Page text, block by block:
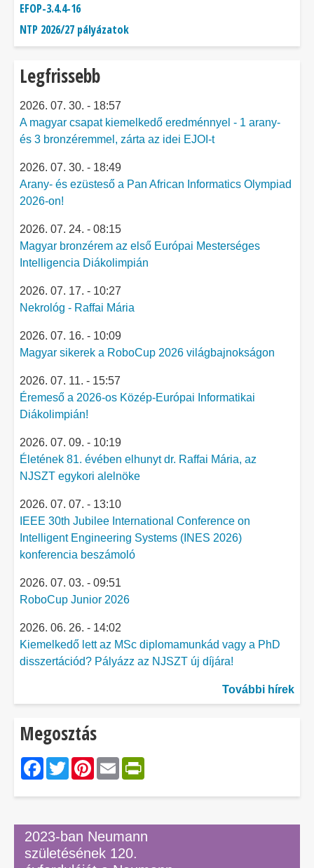
EFOP-3.4.4-16
NTP 2026/27 pályázatok
Legfrissebb
2026. 07. 30. - 18:57
A magyar csapat kiemelkedő eredménnyel - 1 arany-
és 3 bronzéremmel, zárta az idei EJOI-t
2026. 07. 30. - 18:49
Arany- és ezüsteső a Pan African Informatics Olympiad
2026-on!
2026. 07. 24. - 08:15
Magyar bronzérem az első Európai Mesterséges
Intelligencia Diákolimpián
2026. 07. 17. - 10:27
Nekrológ - Raffai Mária
2026. 07. 16. - 10:09
Magyar sikerek a RoboCup 2026 világbajnokságon
2026. 07. 11. - 15:57
Éremeső a 2026-os Közép-Európai Informatikai
Diákolimpián!
2026. 07. 09. - 10:19
Életének 81. évében elhunyt dr. Raffai Mária, az
NJSZT egykori alelnöke
2026. 07. 07. - 13:10
IEEE 30th Jubilee International Conference on
Intelligent Engineering Systems (INES 2026)
konferencia beszámoló
2026. 07. 03. - 09:51
RoboCup Junior 2026
2026. 06. 26. - 14:02
Kiemelkedő lett az MSc diplomamunkád vagy a PhD
disszertációd? Pályázz az NJSZT új díjára!
További hírek
Megosztás
Facebook
Twitter
Pinterest
Email
2023-ban Neumann
születésének 120.